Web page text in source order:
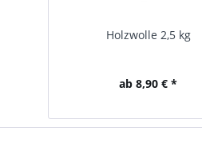
Holzwolle 2,5 kg
ab 8,90 € *